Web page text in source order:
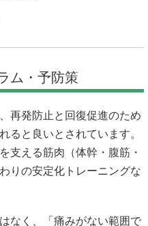
ム・予防策
再発防止と回復促進のため
ると良いとされています。
支える筋肉（体幹・腹筋・
りの安定化トレーニングな
なく、「痛みがない範囲で